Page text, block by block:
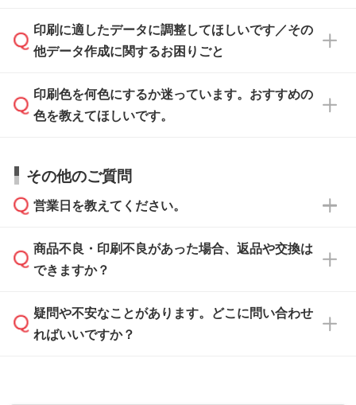
ご入稿後は経験豊富なスタッフがデータに不備
がないかチェックし、お客様と確認してから印
刷に進みますので、ご安心ください。
入稿用のテンプレートはPDF形式ですが、
IllustratorやPhotoshopで開いてご利用いただけ
方」をご確認ください。
印刷に適したデータ・解像度かどうか、担当ス
タッフが事前に確認いたします。
ムへ添付いただくか、担当スタッフ宛にメール
でお送りください。
い合わせください。
なお、印刷用データの作り方に関する詳細は、
印刷に適したデータに調整してほしいです／その
他データ作成に関するお困りごと
データ作成でお困りの際には、担当スタッフが
サポートいたしますのでお気軽にご相談くださ
から添付してお送りください。
・解像度の低いデータをトレース/調整してほ
しい
解像度の低い画像や、手書きのイラスト、写真
などを、印刷に適したベクターデータに変換し
・フルカラーデータを1色に変換してほしい
印刷色を何色にするか迷っています。おすすめの
色を教えてほしいです。
お見積・ご注文・
相談いただきますと、担当スタッフがお客様の
ご希望や商品の本体色を確認し、印刷色をご提
本体色がブラック、ネイビーなど濃色の場合は
白色か淡い色の印刷色をおすすめしておりま
す。
本体色がナチュラルなど淡色の場合、印刷をく
っきりと目立たせたいときは濃い印刷色が、柔
らかい雰囲気にしたいときは淡い印刷色が映え
その他のご質問
営業日を教えてください。
営業日は平日の10:00～18:00で、土日祝日はお
休みとなります。注文・見積・お問い合わせ
速やかに対応いたします。
商品不良・印刷不良があった場合、返品や交換は
できますか？
お手数をお掛けいたしますが、至急担当スタッ
フまでご連絡ください。商品の状況を確認し、
疑問や不安なことがあります。どこに問い合わせ
ればいいですか？